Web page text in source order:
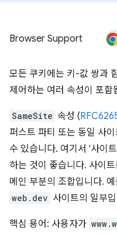
Browser Support
모든 쿠키에는 키-값 쌍과
제어하는 여러 속성이 포함
SameSite 속성 (
퍼스트 파티 또는 동일 사
수 있습니다. 여기서 '사이
하는 것이 좋습니다. 사이
메인 부분의 조합입니다. 예
web.dev 사이트의 일부
핵심 용어: 사용자가